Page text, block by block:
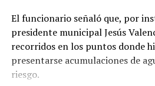
El funcionario señaló que, por
presidente municipal Jesús
recorridos en los puntos donde
presentarse acumulaciones de
riesgo.